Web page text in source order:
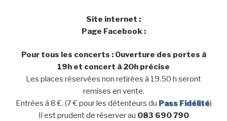
Site internet :
Page Facebook :
Pour tous les concerts : Ouverture des portes à
19h et concert à 20h précise
Les places réservées non retirées à 19.50 h seront
remises en vente.
Entrées à 8 €. (7 € pour les détenteurs du Pass Fidélité)
Il est prudent de réserver au 083 690 790